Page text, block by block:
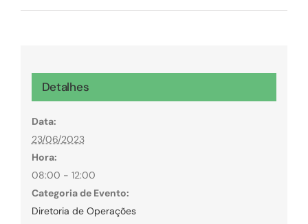
Detalhes
Data:
23/06/2023
Hora:
08:00 - 12:00
Categoria de Evento:
Diretoria de Operações